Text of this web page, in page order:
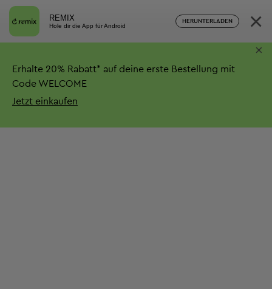
REMIX
Hole dir die App für Android
HERUNTERLADEN ×
Erhalte 20% Rabatt* auf deine erste Bestellung mit
Code WELCOME
Jetzt einkaufen
×